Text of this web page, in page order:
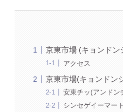
京東市場 (キョンド
アクセス
京東市場(キョンドン
安東チッ(アンドン
シンセゲイーマー